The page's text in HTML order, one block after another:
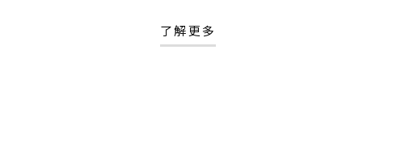
了解更多
了解更多